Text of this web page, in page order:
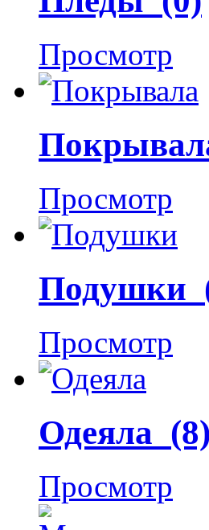
Просмотр
Просмотр
Подушки
Просмотр
Одеяла (8)
Просмотр